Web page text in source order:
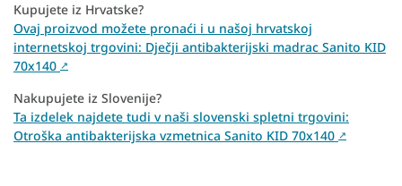
Kupujete iz Hrvatske?
Ovaj proizvod možete pronaći i u našoj hrvatskoj
internetskoj trgovini: Dječji antibakterijski madrac Sanito KID
70x140 ↗
Nakupujete iz Slovenije?
Ta izdelek najdete tudi v naši slovenski spletni trgovini:
Otroška antibakterijska vzmetnica Sanito KID 70x140 ↗